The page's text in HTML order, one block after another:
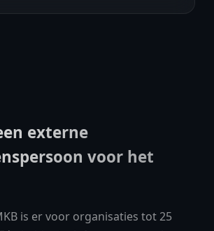
externe
voor het
is er voor organisaties tot 25